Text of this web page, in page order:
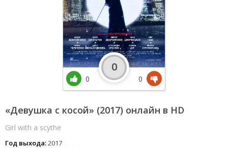
«Девушка с косой» (2017) онлайн в HD
Girl with a scythe
Год выхода:2017
0
0
0